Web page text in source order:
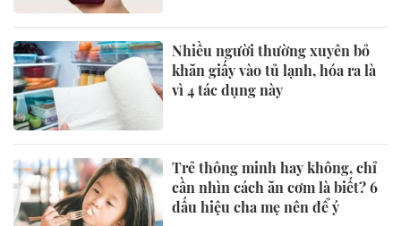
Nhiều người thường xuyên bỏ
khăn giấy vào tủ lạnh, hóa ra là
vì 4 tác dụng này
Trẻ thông minh hay không, chỉ
cần nhìn cách ăn cơm là biết? 6
dấu hiệu cha mẹ nên để ý